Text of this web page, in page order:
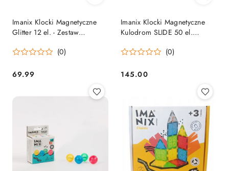
Imanix Klocki Magnetyczne
Glitter 12 el. - Zestaw
(0)
Cena:
69.99
Imanix Klocki Magnetyczne
Kulodrom SLIDE 50 el.
(0)
Cena:
145.00